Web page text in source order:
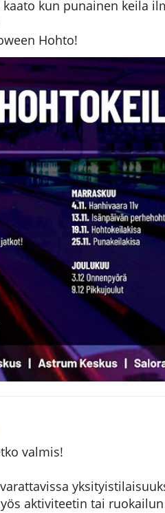
kaato kun punainen keila
Hohto!
valmis!
aktiviteetin tai